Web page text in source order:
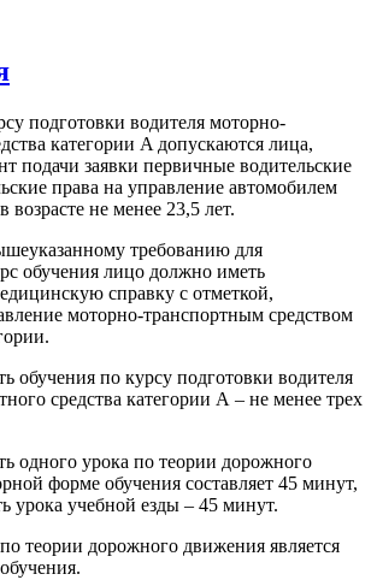
подготовки водителя моторно-
категории A допускаются лица,
подачи заявки первичные водительские
права на управление автомобилем
возрасте не менее 23,5 лет.
требованию для
обучения лицо должно иметь
справку с отметкой,
моторно-транспортным средством
обучения по курсу подготовки водителя
средства категории А – не менее трех
одного урока по теории дорожного
форме обучения составляет 45 минут,
урока учебной езды – 45 минут.
теории дорожного движения является